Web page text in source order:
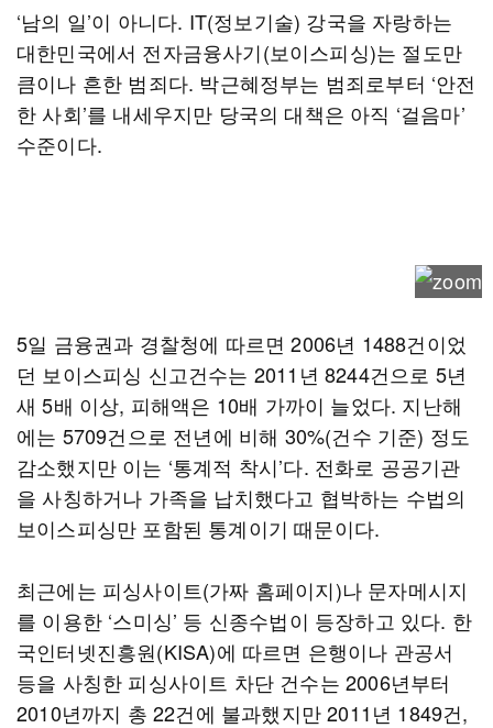
‘남의 일’이 아니다. IT(정보기술) 강국을 자랑하는
대한민국에서 전자금융사기(보이스피싱)는 절도만
큼이나 흔한 범죄다. 박근혜정부는 범죄로부터 ‘안전
한 사회’를 내세우지만 당국의 대책은 아직 ‘걸음마’
수준이다.
5일 금융권과 경찰청에 따르면 2006년 1488건이었
던 보이스피싱 신고건수는 2011년 8244건으로 5년
새 5배 이상, 피해액은 10배 가까이 늘었다. 지난해
에는 5709건으로 전년에 비해 30%(건수 기준) 정도
감소했지만 이는 ‘통계적 착시’다. 전화로 공공기관
을 사칭하거나 가족을 납치했다고 협박하는 수법의
보이스피싱만 포함된 통계이기 때문이다.
최근에는 피싱사이트(가짜 홈페이지)나 문자메시지
를 이용한 ‘스미싱’ 등 신종수법이 등장하고 있다. 한
국인터넷진흥원(KISA)에 따르면 은행이나 관공서
등을 사칭한 피싱사이트 차단 건수는 2006년부터
2010년까지 총 22건에 불과했지만 2011년 1849건,